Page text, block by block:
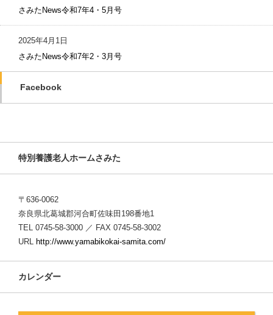
さみたNews令和7年4・5月号
2025年4月1日
さみたNews令和7年2・3月号
Facebook
特別養護老人ホームさみた
〒636-0062
奈良県北葛城郡河合町佐味田198番地1
TEL 0745-58-3000 ／ FAX 0745-58-3002
URL
http://www.yamabikokai-samita.com/
カレンダー